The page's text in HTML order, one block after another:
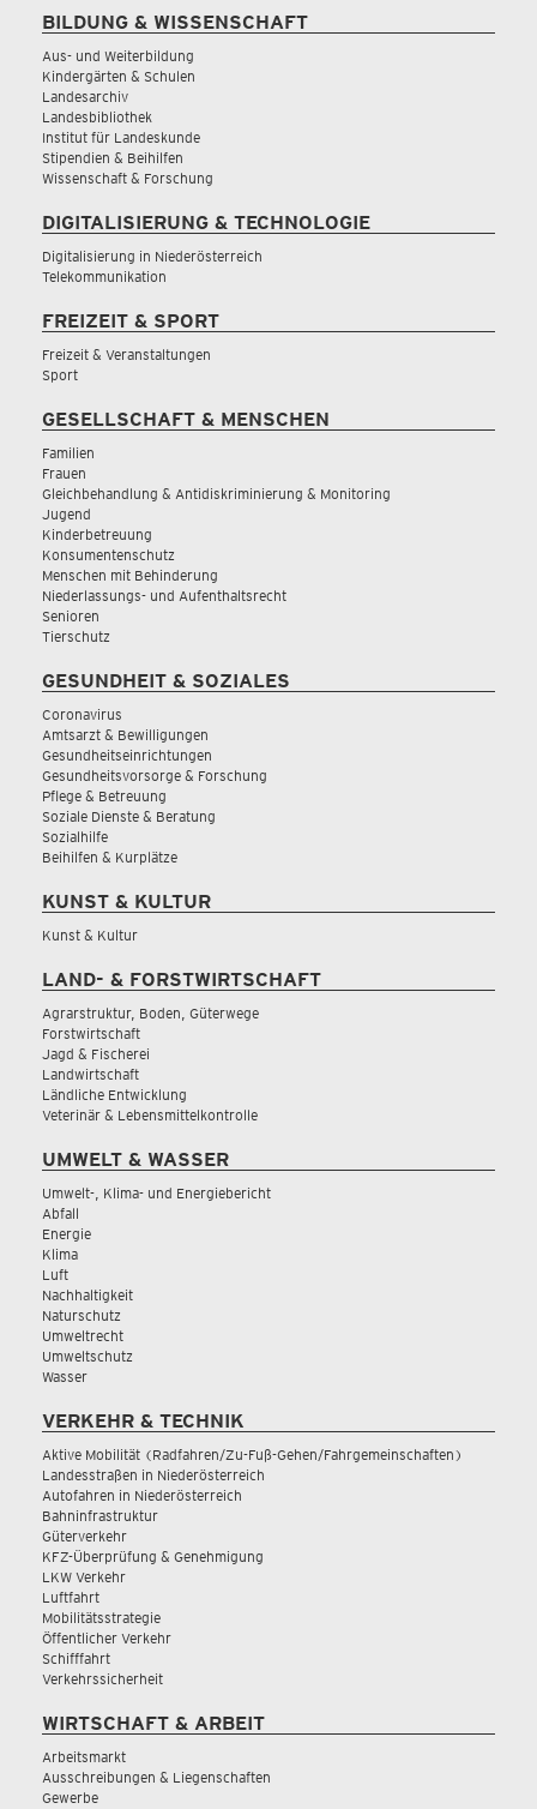
BILDUNG & WISSENSCHAFT
Aus- und Weiterbildung
Kindergärten & Schulen
Landesarchiv
Landesbibliothek
Institut für Landeskunde
Stipendien & Beihilfen
Wissenschaft & Forschung
DIGITALISIERUNG & TECHNOLOGIE
Digitalisierung in Niederösterreich
Telekommunikation
FREIZEIT & SPORT
Freizeit & Veranstaltungen
Sport
GESELLSCHAFT & MENSCHEN
Familien
Frauen
Gleichbehandlung & Antidiskriminierung & Monitoring
Jugend
Kinderbetreuung
Konsumentenschutz
Menschen mit Behinderung
Niederlassungs- und Aufenthaltsrecht
Senioren
Tierschutz
GESUNDHEIT & SOZIALES
Coronavirus
Amtsarzt & Bewilligungen
Gesundheitseinrichtungen
Gesundheitsvorsorge & Forschung
Pflege & Betreuung
Soziale Dienste & Beratung
Sozialhilfe
Beihilfen & Kurplätze
KUNST & KULTUR
Kunst & Kultur
LAND- & FORSTWIRTSCHAFT
Agrarstruktur, Boden, Güterwege
Forstwirtschaft
Jagd & Fischerei
Landwirtschaft
Ländliche Entwicklung
Veterinär & Lebensmittelkontrolle
UMWELT & WASSER
Umwelt-, Klima- und Energiebericht
Abfall
Energie
Klima
Luft
Nachhaltigkeit
Naturschutz
Umweltrecht
Umweltschutz
Wasser
VERKEHR & TECHNIK
Aktive Mobilität (Radfahren/Zu-Fuß-Gehen/Fahrgemeinschaften)
Landesstraßen in Niederösterreich
Autofahren in Niederösterreich
Bahninfrastruktur
Güterverkehr
KFZ-Überprüfung & Genehmigung
LKW Verkehr
Luftfahrt
Mobilitätsstrategie
Öffentlicher Verkehr
Schifffahrt
Verkehrssicherheit
WIRTSCHAFT & ARBEIT
Arbeitsmarkt
Ausschreibungen & Liegenschaften
Gewerbe